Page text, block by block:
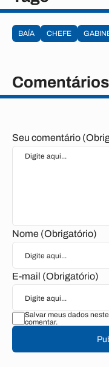
BAÍA CHEFE
Comentários
Seu comentário
Nome (Obrigatório)
E-mail (Obrigatório)
Salvar meus dados
comentar.